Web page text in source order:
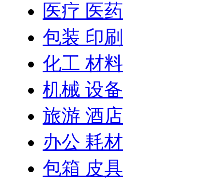
医疗 医药
包装 印刷
化工 材料
机械 设备
旅游 酒店
办公 耗材
包箱 皮具